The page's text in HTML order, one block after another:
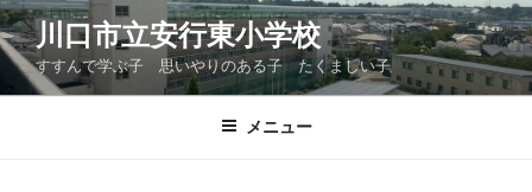
コ
ン
テ
ン
川口市立安行東小学校
すすんで学ぶ子 思いやりのある子 たくましい子
メニュー